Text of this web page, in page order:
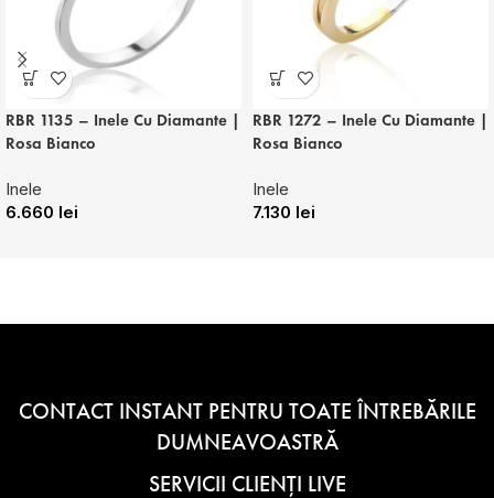
RBR 1135 – Inele Cu Diamante |
Rosa Bianco
Inele
6.660 lei
RBR 1272 – Inele Cu Diamante |
Rosa Bianco
Inele
7.130 lei
CONTACT INSTANT PENTRU TOATE ÎNTREBĂRILE
DUMNEAVOASTRĂ
SERVICII CLIENȚI LIVE